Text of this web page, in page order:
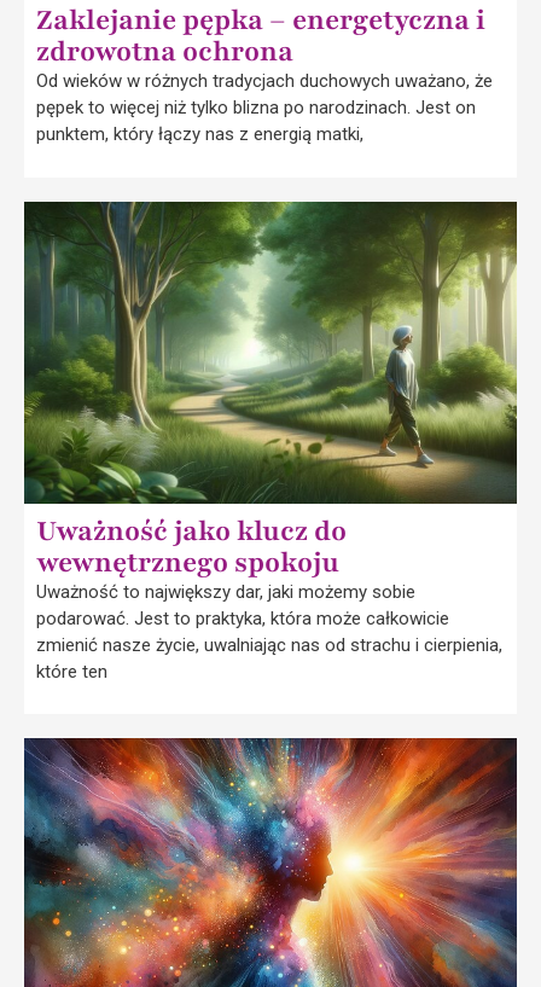
Zaklejanie pępka – energetyczna i
zdrowotna ochrona
Od wieków w różnych tradycjach duchowych uważano, że
pępek to więcej niż tylko blizna po narodzinach. Jest on
punktem, który łączy nas z energią matki,
Uważność jako klucz do
wewnętrznego spokoju
Uważność to największy dar, jaki możemy sobie
podarować. Jest to praktyka, która może całkowicie
zmienić nasze życie, uwalniając nas od strachu i cierpienia,
które ten